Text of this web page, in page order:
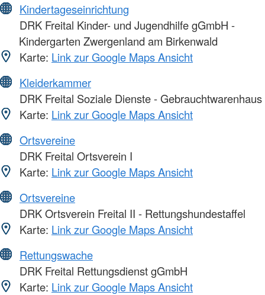
Kindertageseinrichtung
DRK Freital Kinder- und Jugendhilfe gGmbH -
Kindergarten Zwergenland am Birkenwald
Karte: Link zur Google Maps Ansicht
Kleiderkammer
DRK Freital Soziale Dienste - Gebrauchtwarenhaus
Karte: Link zur Google Maps Ansicht
Ortsvereine
DRK Freital Ortsverein I
Karte: Link zur Google Maps Ansicht
Ortsvereine
DRK Ortsverein Freital II - Rettungshundestaffel
Karte: Link zur Google Maps Ansicht
Rettungswache
DRK Freital Rettungsdienst gGmbH
Karte: Link zur Google Maps Ansicht